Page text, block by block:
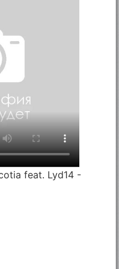
feat. Lyd14 -